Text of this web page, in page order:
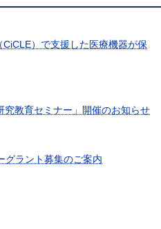
）で支援した医療機器が保
究教育セミナー」開催のお知らせ
グラント募集のご案内